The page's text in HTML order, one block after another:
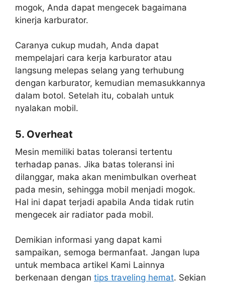
mogok, Anda dapat mengecek bagaimana
kinerja karburator.
Caranya cukup mudah, Anda dapat
mempelajari cara kerja karburator atau
langsung melepas selang yang terhubung
dengan karburator, kemudian memasukkannya
dalam botol. Setelah itu, cobalah untuk
nyalakan mobil.
5. Overheat
Mesin memiliki batas toleransi tertentu
terhadap panas. Jika batas toleransi ini
dilanggar, maka akan menimbulkan overheat
pada mesin, sehingga mobil menjadi mogok.
Hal ini dapat terjadi apabila Anda tidak rutin
mengecek air radiator pada mobil.
Demikian informasi yang dapat kami
sampaikan, semoga bermanfaat. Jangan lupa
untuk membaca artikel Kami Lainnya
berkenaan dengan tips traveling hemat. Sekian